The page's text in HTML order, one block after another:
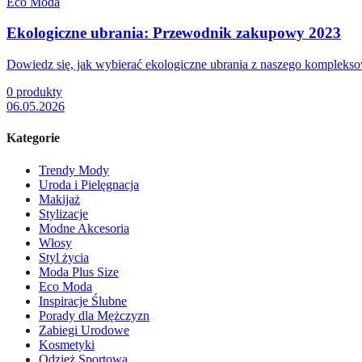
Ekologiczne ubrania: Przewodnik zakupowy 2023
Dowiedz się, jak wybierać ekologiczne ubrania z naszego
0 produkty
06.05.2026
Kategorie
Trendy Mody
Uroda i Pielęgnacja
Makijaż
Stylizacje
Modne Akcesoria
Włosy
Styl życia
Moda Plus Size
Eco Moda
Inspiracje Ślubne
Porady dla Mężczyzn
Zabiegi Urodowe
Kosmetyki
Odzież Sportowa